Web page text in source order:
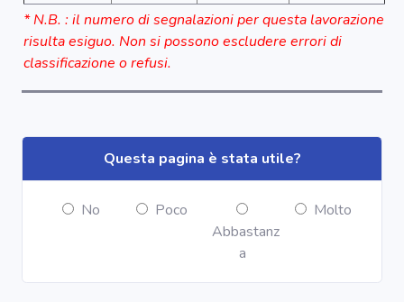
Torna alla
Home
* N.B. : il numero di segnalazioni per questa lavorazione
risulta esiguo. Non si possono escludere errori di
classificazione o refusi.
Questa pagina è stata utile?
No
Poco
Abbastanz
a
Molto